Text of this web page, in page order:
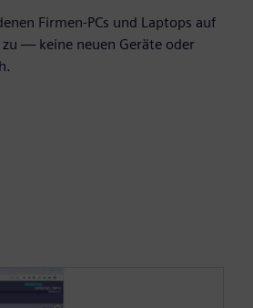
Firmen-PCs und Laptops auf
zu — keine neuen Geräte oder